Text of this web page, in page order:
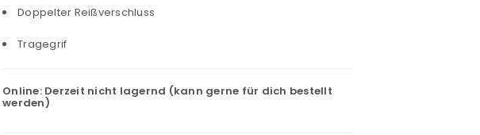
Doppelter Reißverschluss
Tragegrif
Online: Derzeit nicht lagernd (kann gerne für dich bestellt
werden)